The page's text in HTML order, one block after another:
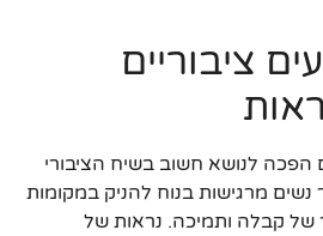
ציבוריים
הפכה לנושא חשוב בשיח הציבורי
מרגישות בנוח להניק במקומות
של קבלה ותמיכה. נראות של